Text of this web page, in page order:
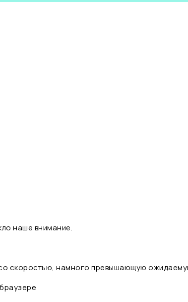
наше внимание.
скоростью, намного превышающую